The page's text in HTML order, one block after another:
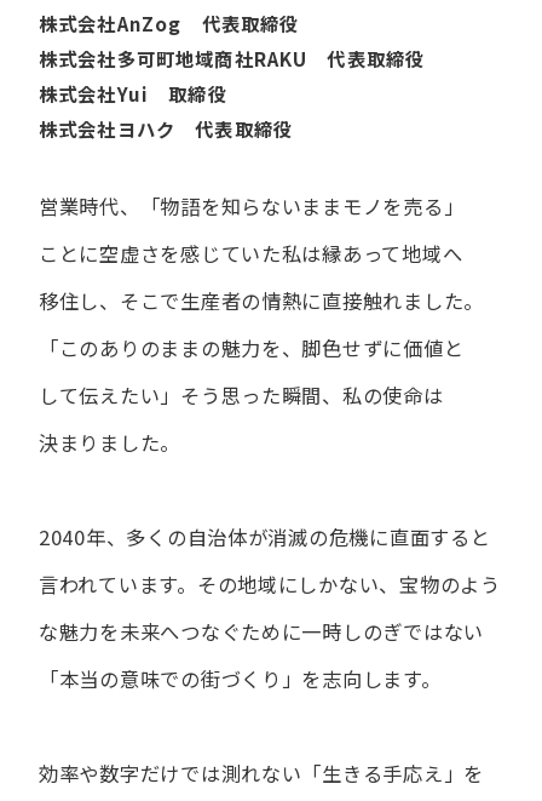
株式会社AnZog 代表取締役
株式会社多可町地域商社RAKU 代表取締役
株式会社Yui 取締役
株式会社ヨハク 代表取締役
営業時代、​「物語を​知らないまま​モノを​売る」
ことに​空虚さを​感じていた​私は縁あって​地域へ​
移住し、​そこで​生産者の​情熱に​直接触れました。
「この​ありの​ままの​魅力を、​脚色せずに​価値と​
して​伝えたい」 そう​思った​瞬間、​私の​使命は​
決まりました。
2040年、多くの自治体が消滅の危機に直面すると
言われています。 その地域にしかない、宝物のよう
な魅力を未来へつなぐために一時しのぎではない
「本当の意味での街づくり」を志向します。
効率や数字だけでは測れない「生きる手応え」を